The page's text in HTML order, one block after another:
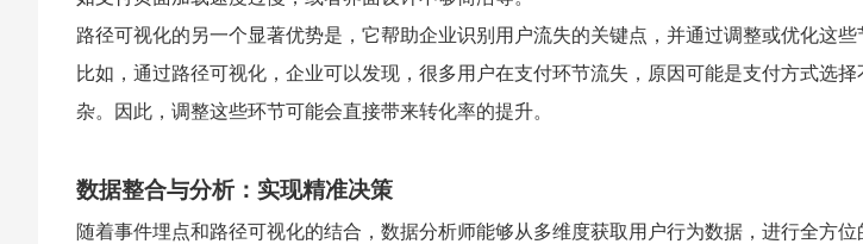
路径可视化的另一个显著优势是，它帮助企业识别用户流失的关键点，并通过调整或优化这些
比如，通过路径可视化，企业可以发现，很多用户在支付环节流失，原因可能是支付方式选
杂。因此，调整这些环节可能会直接带来转化率的提升。
数据整合与分析：实现精准决策
随着事件埋点和路径可视化的结合，数据分析师能够从多维度获取用户行为数据，进行全方